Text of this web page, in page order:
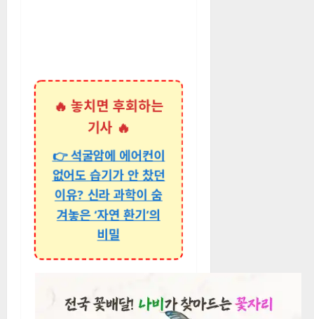
🔥 놓치면 후회하는
기사 🔥
👉 석굴암에 에어컨이
없어도 습기가 안 찼던
이유? 신라 과학이 숨
겨놓은 ‘자연 환기’의
비밀